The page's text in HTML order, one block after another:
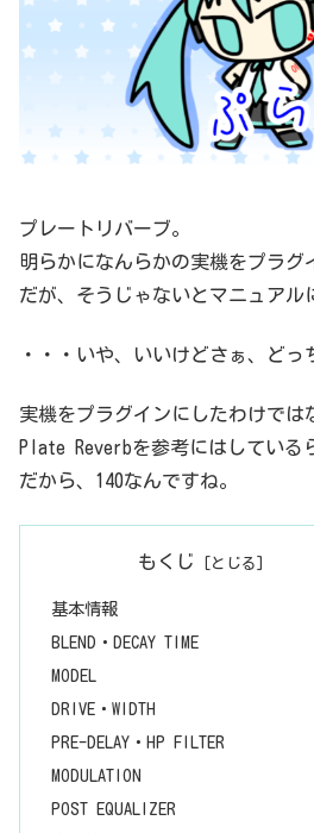
プレートリバーブ。
明らかになんらかの実機をプラグ
だが、そうじゃないとマニュアル
・・・いや、いいけどさぁ、どっ
実機をプラグインにしたわけでは
Plate Reverbを参考にはしている
だから、140なんですね。
もくじ
基本情報
BLEND・DECAY TIME
MODEL
DRIVE・WIDTH
PRE-DELAY・HP FILTER
MODULATION
POST EQUALIZER